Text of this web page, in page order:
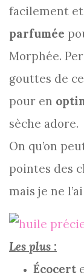
facilement
parfumée
Morphée.
gouttes de
pour en
sèche adore.
On qu’on
pointes des
mais je ne
Les plus :
Écocert